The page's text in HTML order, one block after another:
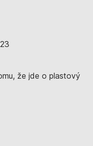
že jde o plastový